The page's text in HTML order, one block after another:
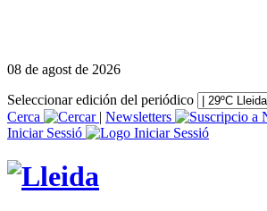
08 de agost de 2026
Seleccionar edición del periódico
Cerca
| Newsletters
Iniciar Sessió